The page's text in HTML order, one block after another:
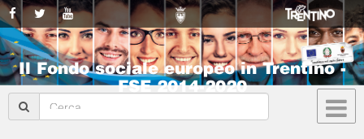
Il Fondo sociale europeo in Trentino -
FSE 2014-2020